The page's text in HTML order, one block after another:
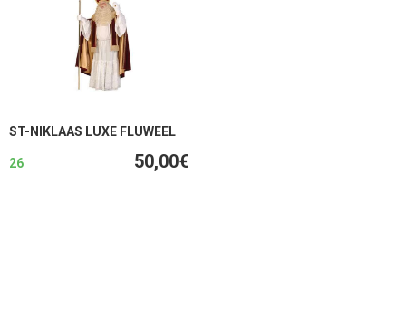
ST-NIKLAAS LUXE FLUWEEL
26 50,00€